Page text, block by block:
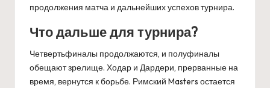
продолжения матча и дальнейших успехов турнира.
Что дальше для турнира?
Четвертьфиналы продолжаются, и полуфиналы
обещают зрелище. Ходар и Дардери, прерванные на
время, вернутся к борьбе. Римский Masters остается